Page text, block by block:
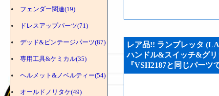
フェンダー関連(19)
ドレスアップパーツ(71)
デッド&ビンテージパーツ(87)
専用工具&ケミカル(35)
ヘルメット&ノベルティー(54)
オールドノリタケ(49)
レア品!! ランブレッタ
ハンドル&スイッチ&グリ
『VSH2187と同じパーツ